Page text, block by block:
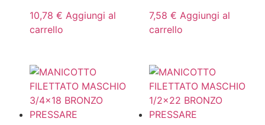
10,78 € Aggiungi al
carrello
7,58 € Aggiungi al
carrello